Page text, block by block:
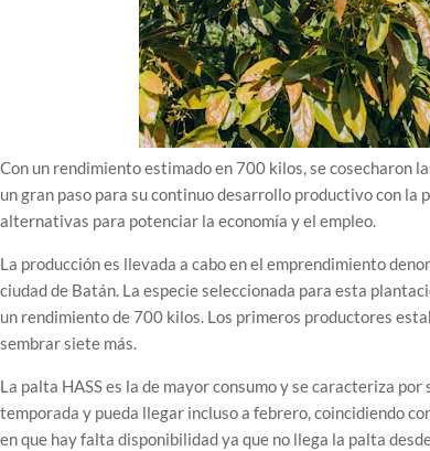
Con un rendimiento estimado en 700 kilos, se cosecharon
un gran paso para su continuo desarrollo productivo con
alternativas para potenciar la economía y el empleo.
La producción es llevada a cabo en el emprendimiento
ciudad de Batán. La especie seleccionada para esta
un rendimiento de 700 kilos. Los primeros productores
sembrar siete más.
La palta HASS es la de mayor consumo y se caracteriza
temporada y pueda llegar incluso a febrero, coincidiendo
en que hay falta disponibilidad ya que no llega la palta